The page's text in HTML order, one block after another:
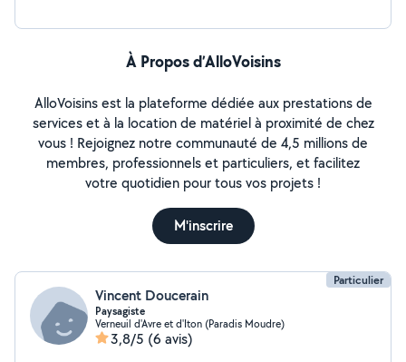
À Propos d’AlloVoisins
AlloVoisins est la plateforme dédiée aux prestations de
services et à la location de matériel à proximité de chez
vous ! Rejoignez notre communauté de 4,5 millions de
membres, professionnels et particuliers, et facilitez
votre quotidien pour tous vos projets !
M'inscrire
Particulier
Vincent Doucerain
Paysagiste
Verneuil d'Avre et d'Iton (Paradis Moudre)
3,8/5 (6 avis)